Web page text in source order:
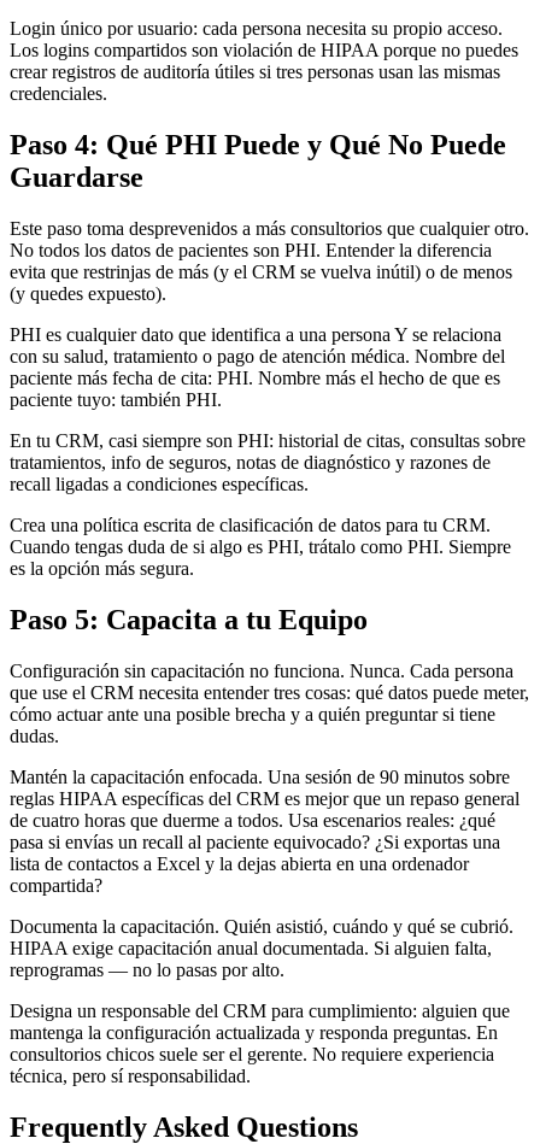
Login único por usuario: cada persona necesita su propio acceso.
Los logins compartidos son violación de HIPAA porque no puedes
crear registros de auditoría útiles si tres personas usan las mismas
credenciales.
Paso 4: Qué PHI Puede y Qué No Puede
Guardarse
Este paso toma desprevenidos a más consultorios que cualquier otro.
No todos los datos de pacientes son PHI. Entender la diferencia
evita que restrinjas de más (y el CRM se vuelva inútil) o de menos
(y quedes expuesto).
PHI es cualquier dato que identifica a una persona Y se relaciona
con su salud, tratamiento o pago de atención médica. Nombre del
paciente más fecha de cita: PHI. Nombre más el hecho de que es
paciente tuyo: también PHI.
En tu CRM, casi siempre son PHI: historial de citas, consultas sobre
tratamientos, info de seguros, notas de diagnóstico y razones de
recall ligadas a condiciones específicas.
Crea una política escrita de clasificación de datos para tu CRM.
Cuando tengas duda de si algo es PHI, trátalo como PHI. Siempre
es la opción más segura.
Paso 5: Capacita a tu Equipo
Configuración sin capacitación no funciona. Nunca. Cada persona
que use el CRM necesita entender tres cosas: qué datos puede meter,
cómo actuar ante una posible brecha y a quién preguntar si tiene
dudas.
Mantén la capacitación enfocada. Una sesión de 90 minutos sobre
reglas HIPAA específicas del CRM es mejor que un repaso general
de cuatro horas que duerme a todos. Usa escenarios reales: ¿qué
pasa si envías un recall al paciente equivocado? ¿Si exportas una
lista de contactos a Excel y la dejas abierta en una ordenador
compartida?
Documenta la capacitación. Quién asistió, cuándo y qué se cubrió.
HIPAA exige capacitación anual documentada. Si alguien falta,
reprogramas — no lo pasas por alto.
Designa un responsable del CRM para cumplimiento: alguien que
mantenga la configuración actualizada y responda preguntas. En
consultorios chicos suele ser el gerente. No requiere experiencia
técnica, pero sí responsabilidad.
Frequently Asked Questions